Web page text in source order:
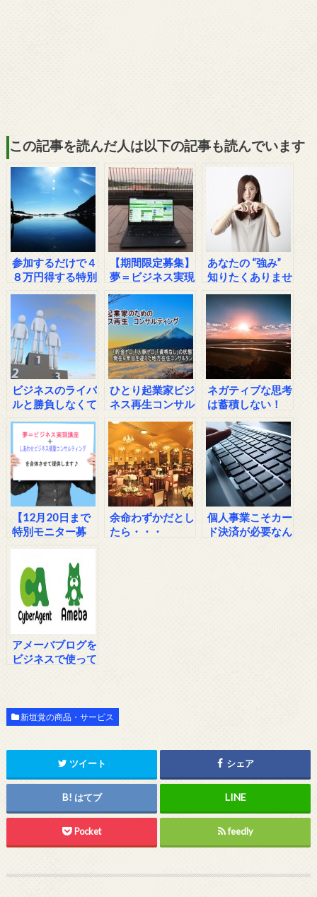
この記事を読んだ人は以下の記事も読んでいます
参加するだけで４
８万円得する特別
【期間限定募集】
夢＝ビジネス実現
ティング
あなたの “強み”
知りたくありませ
ビジネスのライバ
ルと勝負しなくて
ひとり起業家ビジ
ネス再生コンサル
覚】
ネガティブな思考
は蓄積しない！
【12月20日まで
特別モニター募
実現コンサルティ
ング
余命わずかだとし
たら・・・
個人事業こそカー
ド決済が必要なん
アメーバブログを
ビジネスで使って
新垣覚の商品・サービス
ツイート シェア
はてブ
Pocket feedly